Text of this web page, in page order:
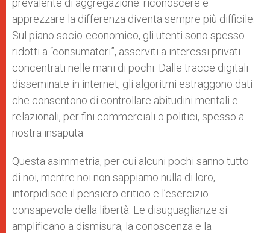
prevalente di aggregazione: riconoscere e
apprezzare la differenza diventa sempre più difficile.
Sul piano socio-economico, gli utenti sono spesso
ridotti a “consumatori”, asserviti a interessi privati
concentrati nelle mani di pochi. Dalle tracce digitali
disseminate in internet, gli algoritmi estraggono dati
che consentono di controllare abitudini mentali e
relazionali, per fini commerciali o politici, spesso a
nostra insaputa.
Questa asimmetria, per cui alcuni pochi sanno tutto
di noi, mentre noi non sappiamo nulla di loro,
intorpidisce il pensiero critico e l’esercizio
consapevole della libertà. Le disuguaglianze si
amplificano a dismisura, la conoscenza e la